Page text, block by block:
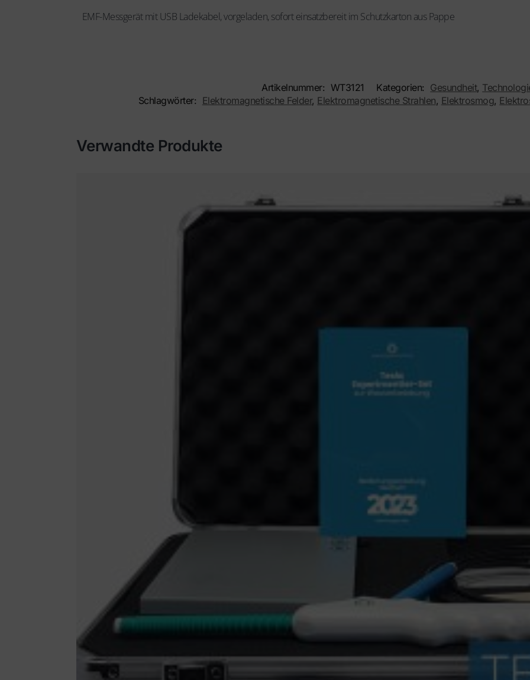
EMF-Messgerät mit USB Ladekabel, vorgeladen, sofort einsatzbereit im Schutzkarton aus Pappe
Artikelnummer: WT3121 Kategorien: Gesundheit,
Schlagwörter: Elektromagnetische Felder, Elektromagnetische Strahlen, Elektrosmog,
Verwandte Produkte